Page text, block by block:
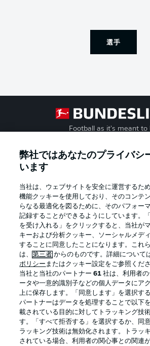
選手
Football as it's meant to
Official Partners
弊社ではあなたのプライバシ
います
当社は、ウェブサイトを安全に運営するた
機能クッキーを使用しており、そのコンテ
らなる最適化を図るために、そのパフォー
記録することができるようにしています。
を受け入れる」をクリックすると、当社が
キーおよび分析クッキー、ソーシャルメデ
することに同意したことになります。これ
は、第三者 からのものです。詳細について
ポリシー またはクッキー設定をご参照くださ
当社と当社のパートナー61 社は、利用者
ータや一意的識別子などの個人データにア
上に保存します。「同意します」を選択す
パートナーはデータを処理することで以下
載されている目的に対してトラッキング技
す。「すべて拒否する」を選択するか、同
ラッキング技術は無効化されます。トラッ
されている場合、利用者の関心事との関連